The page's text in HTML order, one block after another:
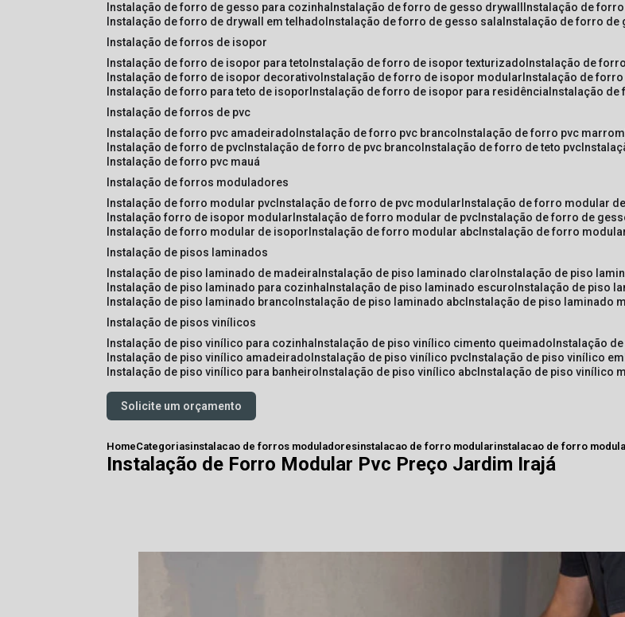
instalação de forro de gesso para cozinha instalação de forro de gesso drywall instalação de
instalação de forro de drywall em telhado instalação de forro de gesso sala instalação de forro de
instalação de forros de isopor
instalação de forro de isopor para teto instalação de forro de isopor texturizado instalação de
instalação de forro de isopor decorativo instalação de forro de isopor modular instalação de
instalação de forro para teto de isopor instalação de forro de isopor para residência instalação
instalação de forros de pvc
instalação de forro pvc amadeirado instalação de forro pvc branco instalação de forro pvc marrom
instalação de forro de pvc instalação de forro de pvc branco instalação de forro de teto pvc
instalação de forro pvc mauá
instalação de forros moduladores
instalação de forro modular pvc instalação de forro de pvc modular instalação de forro modular
instalação forro de isopor modular instalação de forro modular de pvc instalação de forro de
instalação de forro modular de isopor instalação de forro modular abc instalação de forro
instalação de pisos laminados
instalação de piso laminado de madeira instalação de piso laminado claro instalação de piso
instalação de piso laminado para cozinha instalação de piso laminado escuro instalação de piso
instalação de piso laminado branco instalação de piso laminado abc instalação de piso laminado
instalação de pisos vinílicos
instalação de piso vinílico para cozinha instalação de piso vinílico cimento queimado instalação
instalação de piso vinílico amadeirado instalação de piso vinílico pvc instalação de piso vinílico
instalação de piso vinílico para banheiro instalação de piso vinílico abc instalação de piso vinílico
Solicite um orçamento
HomeCategoriasinstalacao de forros moduladoresinstalacao de forro modularinstalacao de forro
Instalação de Forro Modular Pvc Preço Jardim Irajá